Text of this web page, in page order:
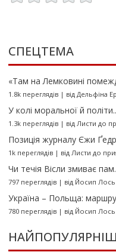
СПЕЦТЕМА
«Там на Лемковині
1.8k переглядів| від Дельфіна
У колі моральної й
1.3k переглядів| від Листи до
Позиція журналу Єжи
1k переглядів| від Листи до
Чи течія Вісли змиває
797 переглядів| від Йосип Лось
Україна – Польща:
780 переглядів| від Йосип Лось